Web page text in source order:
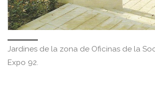
Jardines de la zona de Oficinas de la
Expo 92.